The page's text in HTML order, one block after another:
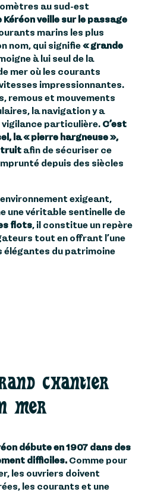
DES MERS »
TÉMOIN DE
GARDIENS DE
au sud-est
Kéréon veille sur le passage
marins les plus
nom, qui signifie« grande
à lui seul de la
mer où les courants
impressionnantes.
remous et mouvements
la navigation y a
particulière. C’est
la « pierre hargneuse »,
afin de sécuriser ce
depuis des siècles
exigeant,
une véritable sentinelle de
flots, il constitue un repère
tout en offrant l’une
élégantes du patrimoine
chantier
mer
débute en 1907 dans des
difficiles. Comme pour
les ouvriers doivent
les courants et une